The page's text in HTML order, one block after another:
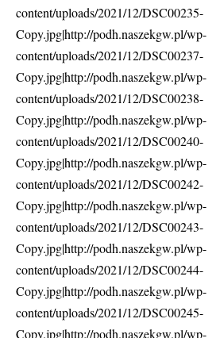
content/uploads/2021/12/DSC00235-
Copy.jpg|http://podh.naszekgw.pl/wp-
content/uploads/2021/12/DSC00237-
Copy.jpg|http://podh.naszekgw.pl/wp-
content/uploads/2021/12/DSC00238-
Copy.jpg|http://podh.naszekgw.pl/wp-
content/uploads/2021/12/DSC00240-
Copy.jpg|http://podh.naszekgw.pl/wp-
content/uploads/2021/12/DSC00242-
Copy.jpg|http://podh.naszekgw.pl/wp-
content/uploads/2021/12/DSC00243-
Copy.jpg|http://podh.naszekgw.pl/wp-
content/uploads/2021/12/DSC00244-
Copy.jpg|http://podh.naszekgw.pl/wp-
content/uploads/2021/12/DSC00245-
Copy.jpg|http://podh.naszekgw.pl/wp-